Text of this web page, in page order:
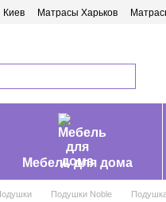
Киев Матрасы Харьков
Мебель для дома
Подушки Noble